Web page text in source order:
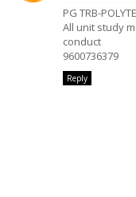
PG TRB-
All unit study
conduct
9600736379
Reply